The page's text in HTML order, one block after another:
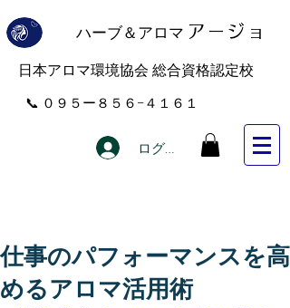
ハーブ＆アロマ アー ジョ
​日本アロマ環境協会 総合資格認定校
​📞 ０９５ー８５６−４１６１
ログイン
仕事のパフォーマンスを高
めるアロマ活用術